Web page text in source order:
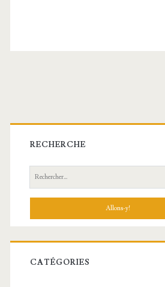
Barre
latérale
principale
RECHERCHE
Recherche:
CATÉGORIES